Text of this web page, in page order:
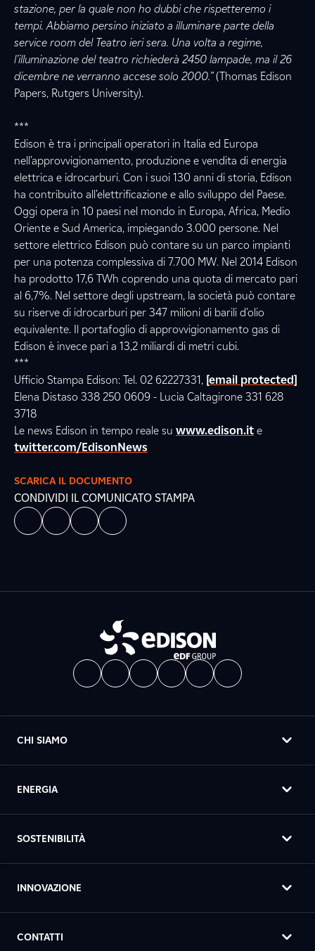
stazione, per la quale non ho dubbi che rispetteremo i
tempi. Abbiamo persino iniziato a illuminare parte della
service room del Teatro ieri sera. Una volta a regime,
l’illuminazione del teatro richiederà 2450 lampade, ma il 26
dicembre ne verranno accese solo 2000.”(Thomas Edison
Papers, Rutgers University).
***
Edison è tra i principali operatori in Italia ed Europa
nell’approvvigionamento, produzione e vendita di energia
elettrica e idrocarburi. Con i suoi 130 anni di storia, Edison
ha contribuito all’elettrificazione e allo sviluppo del Paese.
Oggi opera in 10 paesi nel mondo in Europa, Africa, Medio
Oriente e Sud America, impiegando 3.000 persone. Nel
settore elettrico Edison può contare su un parco impianti
per una potenza complessiva di 7.700 MW. Nel 2014 Edison
ha prodotto 17,6 TWh coprendo una quota di mercato pari
al 6,7%. Nel settore degli upstream, la società può contare
su riserve di idrocarburi per 347 milioni di barili d’olio
equivalente. Il portafoglio di approvvigionamento gas di
Edison è invece pari a 13,2 miliardi di metri cubi.
***
Ufficio Stampa Edison: Tel. 02 62227331, [email protected]
Elena Distaso 338 250 0609 - Lucia Caltagirone 331 628
3718
Le news Edison in tempo reale su www.edison.it e
twitter.com/EdisonNews
SCARICA IL DOCUMENTO
CONDIVIDI IL COMUNICATO STAMPA
CHI SIAMO
ENERGIA
SOSTENIBILITÀ
INNOVAZIONE
CONTATTI